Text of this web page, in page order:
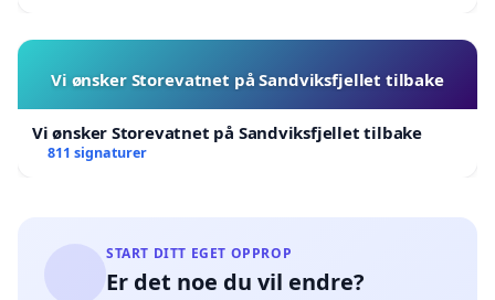
Vi ønsker Storevatnet på Sandviksfjellet tilbake
Vi ønsker Storevatnet på Sandviksfjellet tilbake
811 signaturer
START DITT EGET OPPROP
Er det noe du vil endre?